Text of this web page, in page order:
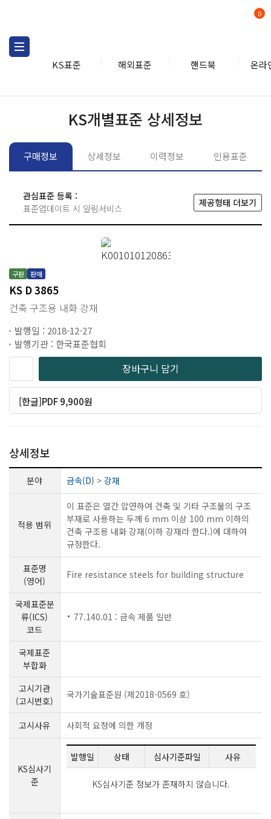
KS표준 해외표준 핸드북 온라
0
KS개별표준 상세정보
구매정보 상세정보 이력정보 인용표준
관심표준 등록 :
표준업데이트 시 알림서비스
제공형태 더보기
구판 판매
KS D 3865
건축 구조용 내화 강재
발행일 : 2018-12-27
발행기관 : 한국표준협회
장바구니 담기
[한글]PDF 9,900원
상세정보
분야 금속(D) > 강재
적용 범위
이 표준은 열간 압연하여 건축 및 기타 구조물의 구조
부재로 사용하는 두께 6 mm 이상 100 mm 이하의
건축 구조용 내화 강재(이하 강재라 한다.)에 대하여
규정한다.
표준명
(영어)
Fire resistance steels for building structure
국제표준분
류(ICS)
코드
77.140.01 : 금속 제품 일반
국제표준
부합화
고시기관
(고시번호)
국가기술표준원 (제2018-0569 호)
고시사유 사회적 요청에 의한 개정
KS심사기
준
발행일 상태 심사기준파일 사유
KS심사기준 정보가 존재하지 않습니다.